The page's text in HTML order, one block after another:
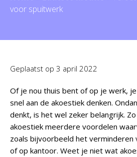
voor spuitwerk
Geplaatst op 3 april 2022
Of je nou thuis bent of op je werk,
snel aan de akoestiek denken.
denkt, is het wel zeker belangrijk.
akoestiek meerdere voordelen
zoals bijvoorbeeld het verminderen
of op kantoor. Weet je niet wat